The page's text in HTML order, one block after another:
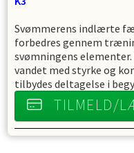
Svømmerens indlærte
forbedres gennem
svømningens
vandet med styrke og
tilbydes deltagelse i
TILMELD/